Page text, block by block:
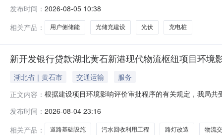
限公司法定代表人董正霞联系人冯启平联系电话
发布时间： 2026-08-05 10:38
相关产品：
用户侧储能 光储充建设 光伏 充电桩
新开发银行贷款湖北黄石新港现代物流枢纽项目环境
湖北省｜黄石市 交通运输
服务
正文内容： 根据建设项目环境影响评价审批程序的有关规定，我局
黄石市黄石新港（物流）工业园区建设单位：黄石市城
项1物流基础设施共有1
发布时间： 2026-08-04 23:16
相关产品：
道路基础设施 污水回收利用工程 路灯改造 物流